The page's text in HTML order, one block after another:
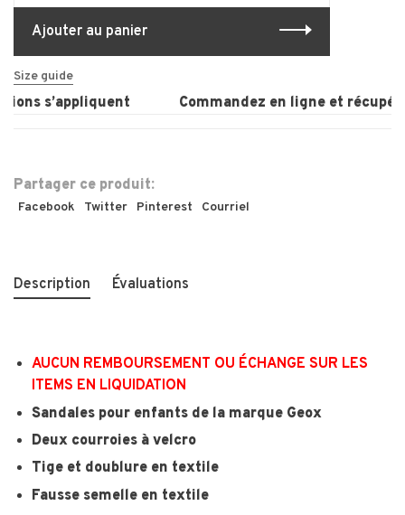
Ajouter au panier
Size guide
s’appliquent Commandez en ligne et
Partager ce produit:
Facebook Twitter Pinterest Courriel
Description Évaluations
AUCUN REMBOURSEMENT OU ÉCHANGE SUR LES
ITEMS EN LIQUIDATION
Sandales pour enfants de la marque Geox
Deux courroies à velcro
Tige et doublure en textile
Fausse semelle en textile